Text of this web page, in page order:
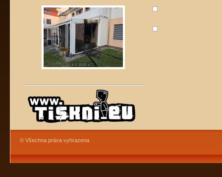
© Všechna práva vyhrazena